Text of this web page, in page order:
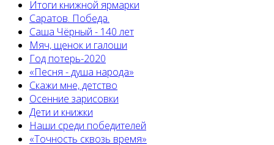
Итоги книжной ярмарки
Саратов. Победа.
Саша Чёрный - 140 лет
Мяч, щенок и галоши
Год потерь-2020
«Песня - душа народа»
Скажи мне, детство
Осенние зарисовки
Дети и книжки
Наши среди победителей
«Точность сквозь время»